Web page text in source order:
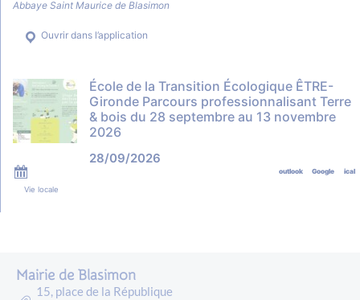
Abbaye Saint Maurice de Blasimon
Ouvrir dans l’application
École de la Transition Écologique ÊTRE-
Gironde Parcours professionnalisant Terre
& bois du 28 septembre au 13 novembre
2026
28/09/2026
ical
Google
outlook
Vie locale
Mairie de Blasimon
15, place de la République